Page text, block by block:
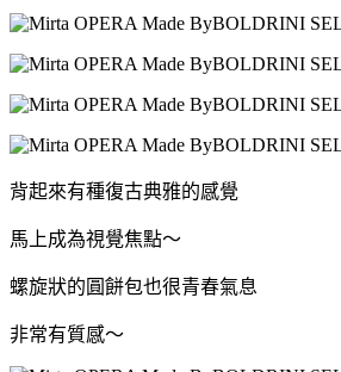
背起來有種復古典雅的感覺
馬上成為視覺焦點～
螺旋狀的圓餅包也很青春氣息
非常有質感～